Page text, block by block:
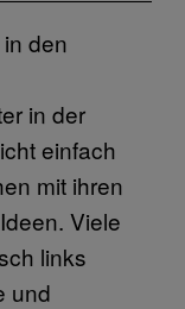
den
in der
einfach
mit ihren
Viele
links
und